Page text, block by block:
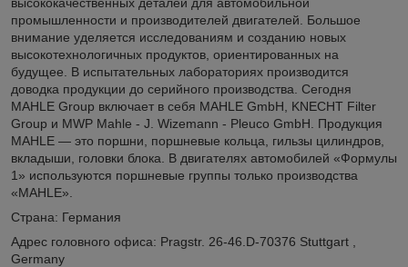
промышленности и производителей двигателей. Большое
внимание уделяется исследованиям и созданию новых
высокотехнологичных продуктов, ориентированных на
будущее. В испытательных лабораториях производится
доводка продукции до серийного производства. Сегодня
MAHLE Group включает в себя MAHLE GmbH, KNECHT Filter
Group и MWP Mahle - J. Wizemann - Pleuco GmbH. Продукция
MAHLE — это поршни, поршневые кольца, гильзы цилиндров,
вкладыши, головки блока. В двигателях автомобилей «Формулы
1» используются поршневые группы только производства
«MAHLE».
Страна: Германия
Адрес головного офиса: Pragstr. 26-46.D-70376 Stuttgart ,
Germany